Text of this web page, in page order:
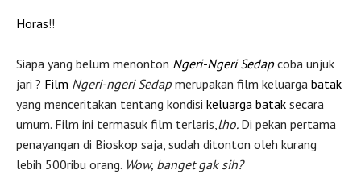
Horas!!
Siapa yang belum menonton Ngeri-Ngeri Sedapcoba unjuk
jari ? Film Ngeri-ngeri Sedapmerupakan film keluarga batak
yang menceritakan tentang kondisi keluarga batak secara
umum. Film ini termasuk film terlaris,lho. Di pekan pertama
penayangan di Bioskop saja, sudah ditonton oleh kurang
lebih 500ribu orang. Wow, banget gak sih?